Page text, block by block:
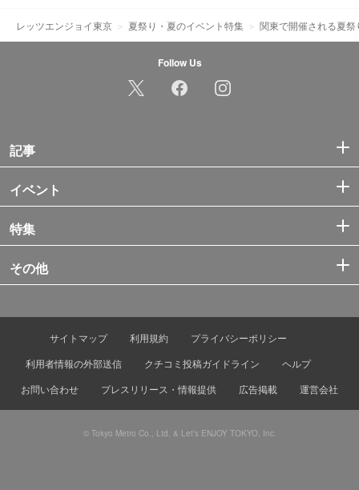
レッツエンジョイ東京 夏祭り・夏のイベント特集 関東で開催される夏
Follow Us
記事
イベント
特集
その他
サイトマップ 利用規約
プライバシーポリシー
利用者情報の外部送信
クチコミ投稿ガイドライン
ヘルプ
お問い合わせ
プレスリリース・情報提供 広告掲載 運営会社
© Tokyo Metro Co., Ltd. & Let’s ENJOY TOKYO, Inc.